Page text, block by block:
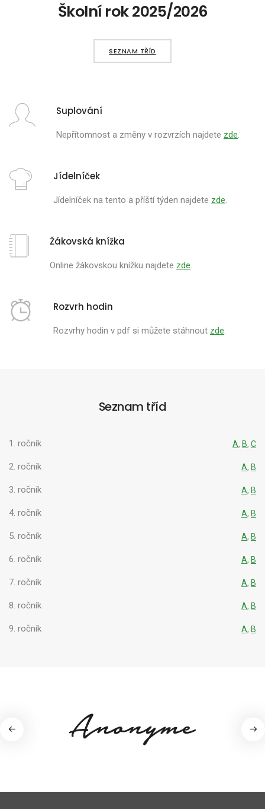
Školní rok 2025/2026
SEZNAM TŘÍD
Suplování
Nepřítomnost a změny v rozvrzích najdete zde.
Jídelníček
Jídelníček na tento a příští týden najdete zde.
Žákovská knížka
Online žákovskou knížku najdete zde.
Rozvrh hodin
Rozvrhy hodin v pdf si můžete stáhnout zde.
Seznam tříd
1. ročník A, B, C
2. ročník A, B
3. ročník A, B
4. ročník A, B
5. ročník A, B
6. ročník A, B
7. ročník A, B
8. ročník A, B
9. ročník A, B